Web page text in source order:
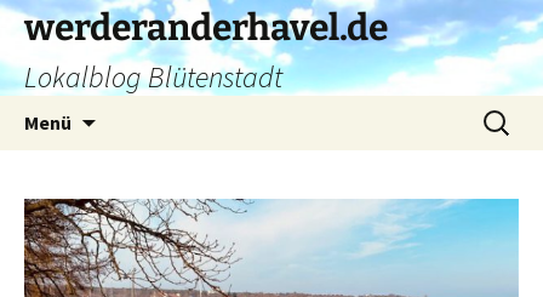
Zum
Inhalt
springen
werderanderhavel.de
Lokalblog Blütenstadt
Menü
Suchen
nach: